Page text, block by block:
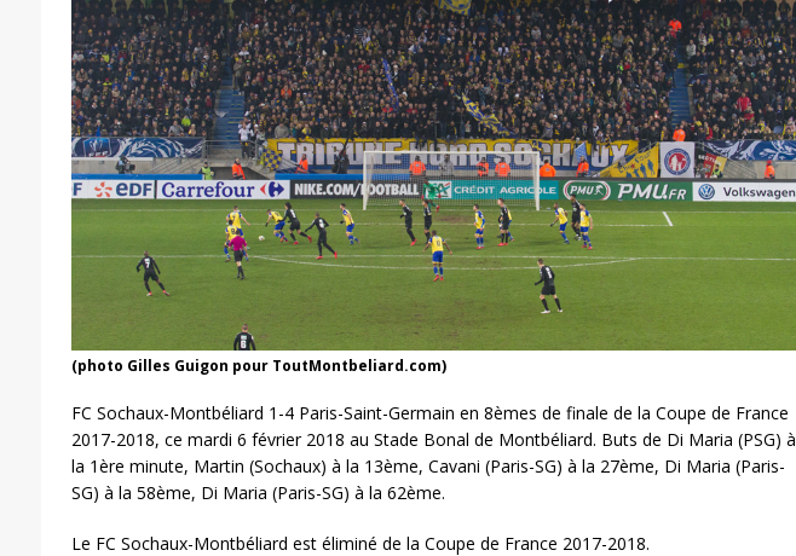
(photo Gilles Guigon pour ToutMontbeliard.com)
FC Sochaux-Montbéliard 1-4 Paris-Saint-Germain en 8èmes de finale de la Coupe de France
2017-2018, ce mardi 6 février 2018 au Stade Bonal de Montbéliard. Buts de Di Maria (PSG) à
la 1ère minute, Martin (Sochaux) à la 13ème, Cavani (Paris-SG) à la 27ème, Di Maria (Paris-
SG) à la 58ème, Di Maria (Paris-SG) à la 62ème.
Le FC Sochaux-Montbéliard est éliminé de la Coupe de France 2017-2018.